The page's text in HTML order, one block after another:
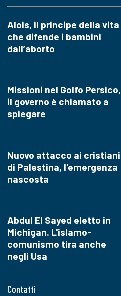
Contatti
Alois, il principe della vita
che difende i bambini
dall’aborto
Missioni nel Golfo Persico,
il governo è chiamato a
spiegare
Nuovo attacco ai cristiani
di Palestina, l'emergenza
nascosta
Abdul El Sayed eletto in
Michigan. L'islamo-
comunismo tira anche
negli Usa